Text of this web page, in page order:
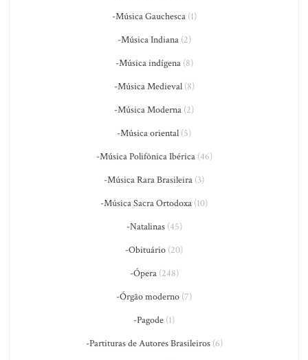
-Música Gauchesca(1)
-Música Indiana(2)
-Música indígena(8)
-Música Medieval(8)
-Música Moderna (2)
-Música oriental (5)
-Música Polifônica Ibérica(46)
-Música Rara Brasileira (3)
-Música Sacra Ortodoxa (10)
-Natalinas(45)
-Obituário (20)
-Ópera(248)
-Órgão moderno (7)
-Pagode (1)
-Partituras de Autores Brasileiros(6)